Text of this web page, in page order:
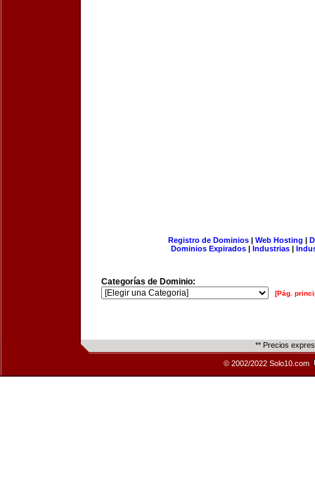
Registro de Dominios| Web Hosting |
Dominios Expirados | Industrias |
Categorías de Dominio:
[Pág.
** Precios
© 2002/2022 Solo10.com